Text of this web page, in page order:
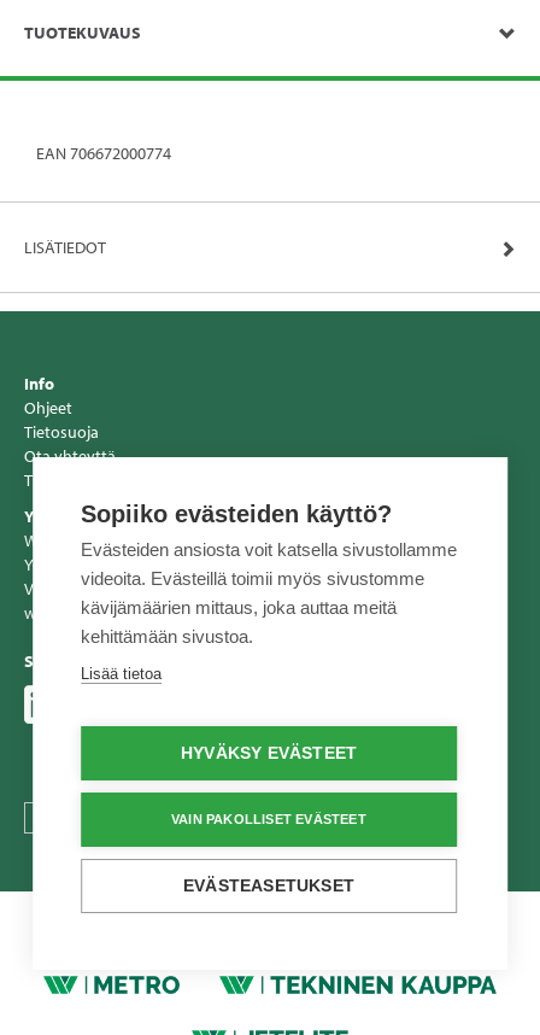
TUOTEKUVAUS
EAN 706672000774
LISÄTIEDOT
Info
Ohjeet
Tietosuoja
Ota yhteyttä
Tiedotteet
Yhteystiedot
Wihuri Oy Tekninen Kauppa
Y-tunnus: 2557856-2
Vaihde 020 510 10
www.tekninenkauppa.fi
Seuraa meitä
Sopiiko evästeiden käyttö?
Evästeiden ansiosta voit katsella sivustollamme
videoita. Evästeillä toimii myös sivustomme
kävijämäärien mittaus, joka auttaa meitä
kehittämään sivustoa.
Lisää tietoa
HYVÄKSY EVÄSTEET
VAIN PAKOLLISET EVÄSTEET
EVÄSTEASETUKSET